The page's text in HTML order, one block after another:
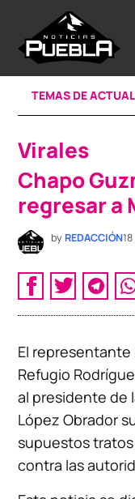
content
TEMAS DE
POSTED
IN
Virales
Chapo
regresar a
byREDACCIÓN
El representante
Refugio
al presidente de
López Obrador
supuestos
contra las